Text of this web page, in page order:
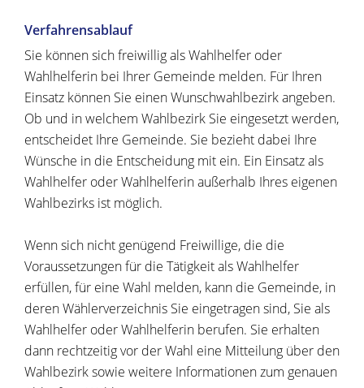
Verfahrensablauf
Sie können sich freiwillig als Wahlhelfer oder
Wahlhelferin bei Ihrer Gemeinde melden. Für Ihren
Einsatz können Sie einen Wunschwahlbezirk angeben.
Ob und in welchem Wahlbezirk Sie eingesetzt werden,
entscheidet Ihre Gemeinde. Sie bezieht dabei Ihre
Wünsche in die Entscheidung mit ein. Ein Einsatz als
Wahlhelfer oder Wahlhelferin außerhalb Ihres eigenen
Wahlbezirks ist möglich.
Wenn sich nicht genügend Freiwillige, die die
Voraussetzungen für die Tätigkeit als Wahlhelfer
erfüllen, für eine Wahl melden, kann die Gemeinde, in
deren Wählerverzeichnis Sie eingetragen sind, Sie als
Wahlhelfer oder Wahlhelferin berufen. Sie erhalten
dann rechtzeitig vor der Wahl eine Mitteilung über den
Wahlbezirk sowie weitere Informationen zum genauen